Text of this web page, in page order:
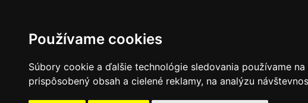
Používame cookies
Súbory cookie a ďalšie technológie sledovania používame
prispôsobený obsah a cielené reklamy, na analýzu